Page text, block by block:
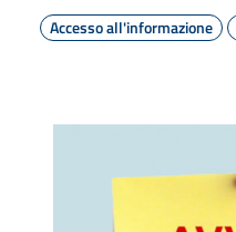
Accesso all'informazione